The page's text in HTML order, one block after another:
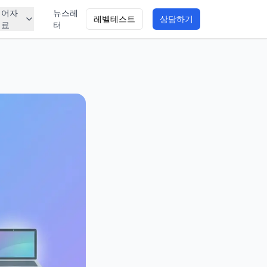
자
료
뉴스레
터
레벨테스트 상담하기